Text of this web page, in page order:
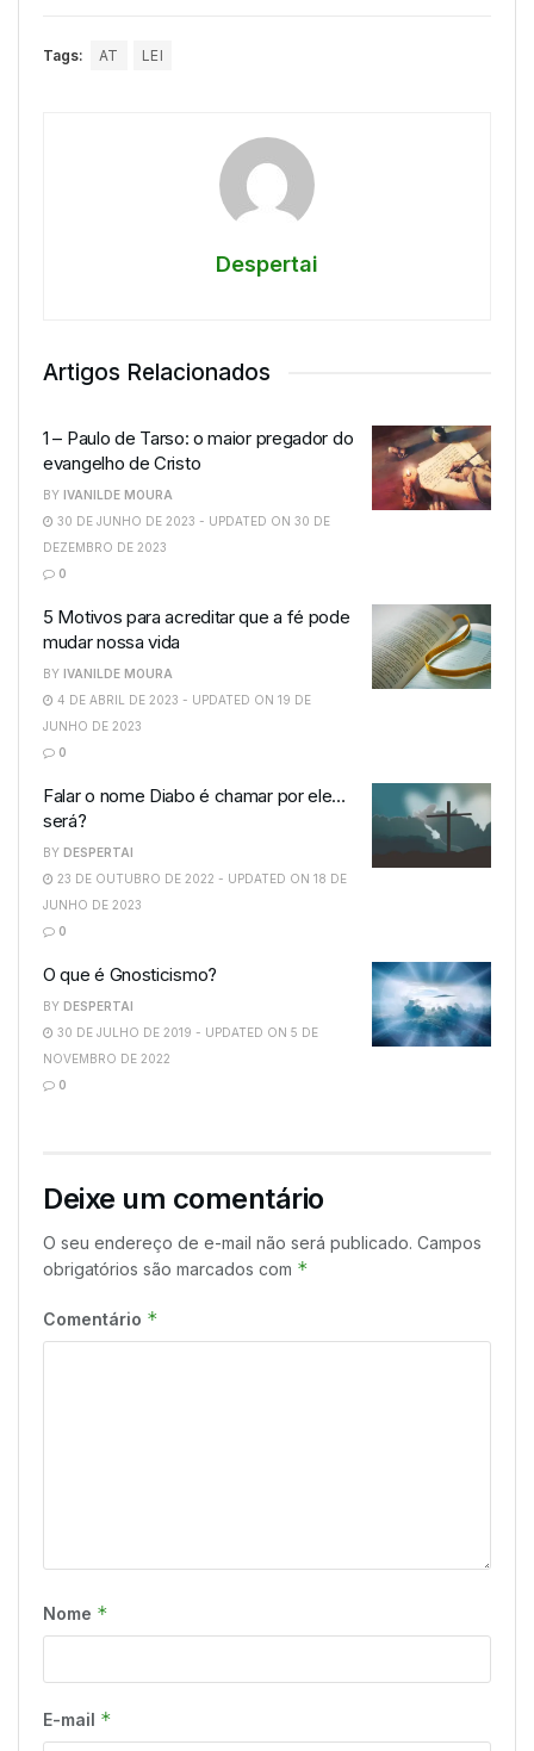
Tags: AT LEI
Despertai
Artigos Relacionados
1 – Paulo de Tarso: o maior pregador do
evangelho de Cristo
BY IVANILDE MOURA
30 DE JUNHO DE 2023 - UPDATED ON 30 DE
DEZEMBRO DE 2023
0
5 Motivos para acreditar que a fé pode
mudar nossa vida
BY IVANILDE MOURA
4 DE ABRIL DE 2023 - UPDATED ON 19 DE
JUNHO DE 2023
0
Falar o nome Diabo é chamar por ele…
será?
BY DESPERTAI
23 DE OUTUBRO DE 2022 - UPDATED ON 18 DE
JUNHO DE 2023
0
O que é Gnosticismo?
BY DESPERTAI
30 DE JULHO DE 2019 - UPDATED ON 5 DE
NOVEMBRO DE 2022
0
Deixe um comentário
O seu endereço de e-mail não será publicado. Campos
obrigatórios são marcados com *
Comentário *
Nome *
E-mail *